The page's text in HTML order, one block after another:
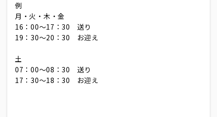
例
月・火・木・金
16：00～17：30 送り
19：30～20：30 お迎え
土
07：00～08：30 送り
17：30～18：30 お迎え